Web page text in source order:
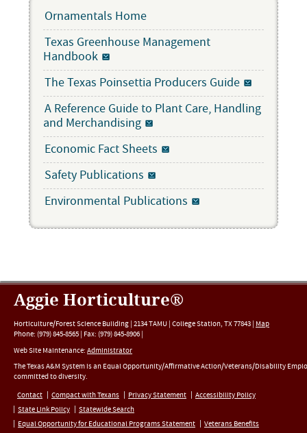
Ornamentals Home
Texas Greenhouse Management
Handbook
The Texas Poinsettia Producers Guide
A Reference Guide to Plant Care, Handling
and Merchandising
Economic Fact Sheets
Safety Publications
Environmental Publications
Aggie Horticulture®
Horticulture/Forest Science Building | 2134 TAMU | College Station, TX77843 | Map
Phone: (979) 845-8565 | Fax: (979) 845-8906 |
Web Site Maintenance: Administrator
The Texas A&M System is an Equal Opportunity/Affirmative Action/Veterans/Disability
committed to diversity.
Contact
Compact with Texans Privacy Statement
Accessibility Policy
State Link Policy
Statewide Search
Equal Opportunity for Educational Programs Statement
Veterans Benefits